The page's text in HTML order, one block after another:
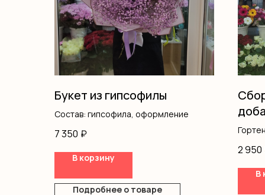
Букет из гипсофилы
Состав: гипсофила, оформление
7 350 ₽
В корзину
Подробнее о товаре
2 950
В